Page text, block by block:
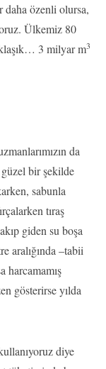
daha özenli olursa,
Ülkemiz 80
3 milyar m3
da
bir şekilde
sabunla
tıraş
giden su boşa
aralığında –tabii
harcamamış
gösterirse yılda
diye